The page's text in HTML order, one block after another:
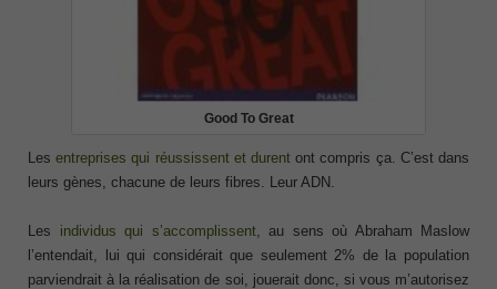
Good To Great
Lesentreprises qui réussissent et durent ont compris ça. C’est dans
leurs gènes, chacune de leurs fibres. Leur ADN.
Les individus qui s’accomplissent, au sens où Abraham Maslow
l’entendait, lui qui considérait que seulement 2% de la population
parviendrait à la réalisation de soi, jouerait donc, si vous m’autorisez